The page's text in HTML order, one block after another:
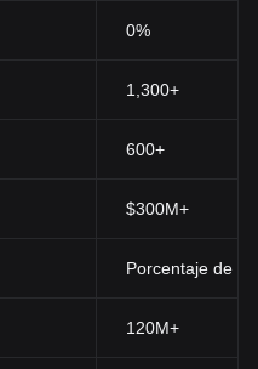
0%
1,300+
600+
$300M+
Porcentaje de
120M+